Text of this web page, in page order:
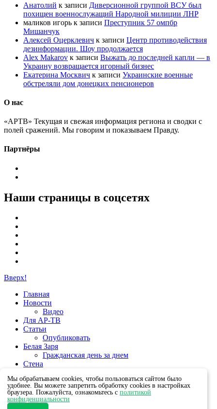
Анатолий к записи Диверсионной группой ВСУ был
похищен военнослужащий Народной милиции ЛНР
маликов игорь к записи Преступник 57 омпбр
Мишанчук
Алексей Оцерклевич к записи Центр противодействия
дезинформации. Шоу продолжается
Alex Makarov к записи Выжать до последней капли — в
Украину возвращается игорный бизнес
Екатерина Москвич к записи Украинские военные
обстреляли дом донецких пенсионеров
О нас
«АРТВ» Текущая и свежая информация региона и сводки с
полей сражений. Мы говорим и показываем Правду.
Партнёры
Наши страницы в соцсетях
Вверх!
Главная
Новости
Видео
Для АР-ТВ
Статьи
Опубликовать
Белая Заря
Гражданская день за днем
Стена
Мы обрабатываем cookies, чтобы пользоваться сайтом было
удобнее. Вы можете запретить обработку cookies в настройках
браузера. Пожалуйста, ознакомьтесь с политикой
конфиденциальности